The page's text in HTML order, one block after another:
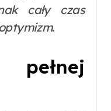
cały czas
.
pełnej